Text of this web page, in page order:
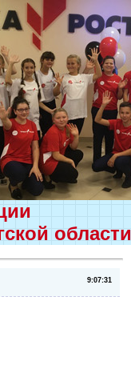
области
9:07:31